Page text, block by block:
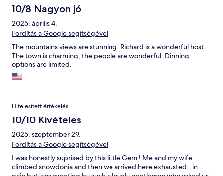
10/8 Nagyon jó
2025. április 4.
Fordítás a Google segítségével
The mountains views are stunning. Richard is a wonderful host.
The town is charming, the people are wonderful. Dinning
options are limited.
Hitelesített értékelés
10/10 Kivételes
2025. szeptember 29.
Fordítás a Google segítségével
I was honestly suprised by this little Gem ! Me and my wife
climbed snowdonia and then we arrived here exhausted.. in